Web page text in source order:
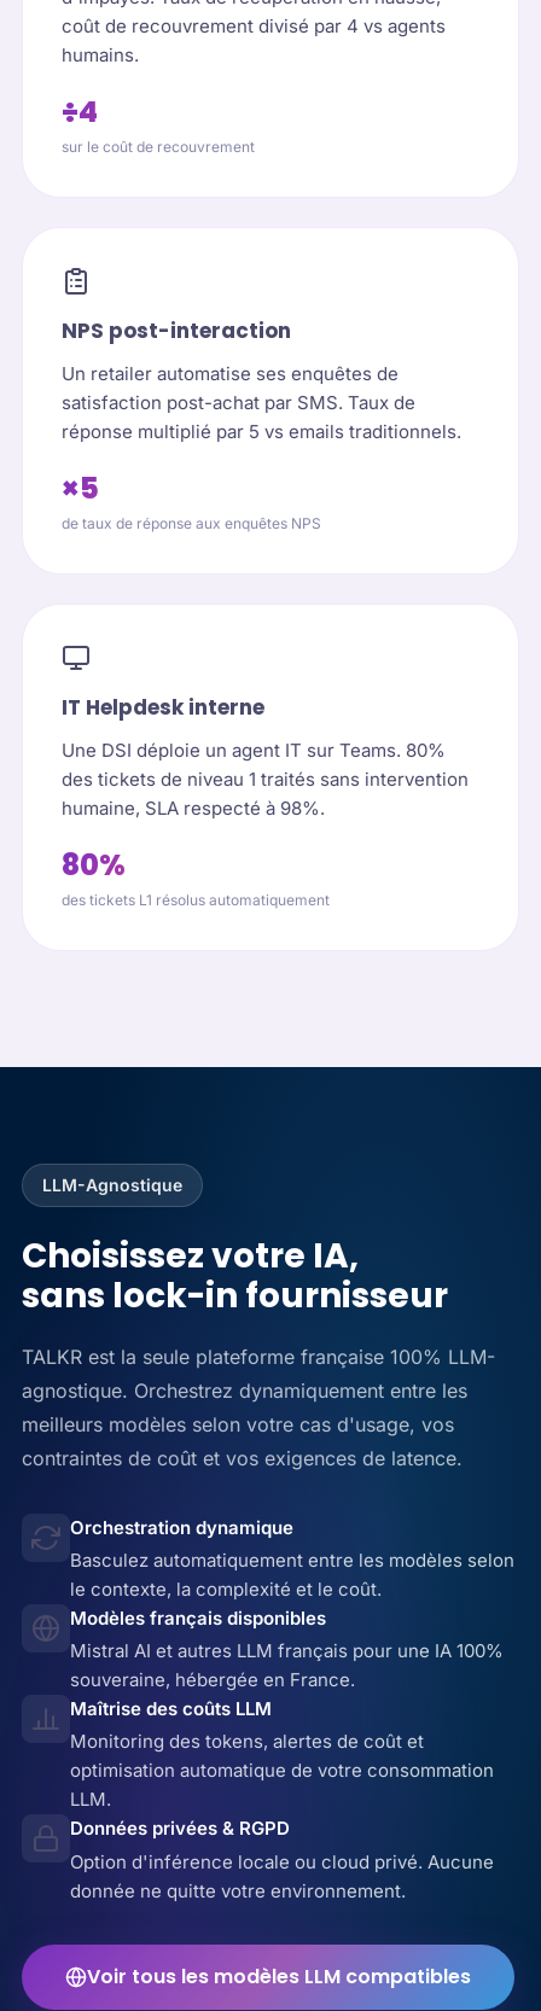
coût de recouvrement divisé par 4 vs agents
humains.
÷4
sur le coût de recouvrement
NPS post-interaction
Un retailer automatise ses enquêtes de
satisfaction post-achat par SMS. Taux de
réponse multiplié par 5 vs emails traditionnels.
×5
de taux de réponse aux enquêtes NPS
IT Helpdesk interne
Une DSI déploie un agent IT sur Teams. 80%
des tickets de niveau 1 traités sans intervention
humaine, SLA respecté à 98%.
80%
des tickets L1 résolus automatiquement
LLM-Agnostique
Choisissez votre IA,
sans lock-in fournisseur
TALKR est la seule plateforme française 100% LLM-
agnostique. Orchestrez dynamiquement entre les
meilleurs modèles selon votre cas d'usage, vos
contraintes de coût et vos exigences de latence.
Orchestration dynamique
Basculez automatiquement entre les modèles selon
le contexte, la complexité et le coût.
Modèles français disponibles
Mistral AI et autres LLM français pour une IA 100%
souveraine, hébergée en France.
Maîtrise des coûts LLM
Monitoring des tokens, alertes de coût et
optimisation automatique de votre consommation
LLM.
Données privées & RGPD
Option d'inférence locale ou cloud privé. Aucune
donnée ne quitte votre environnement.
Voir tous les modèles LLM compatibles